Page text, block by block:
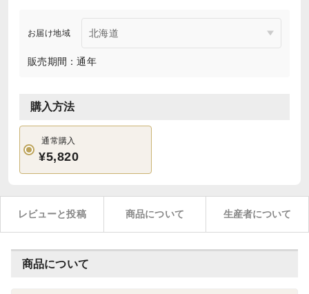
お届け地域
販売期間：通年
購入方法
通常購入
¥5,820
レビューと投稿 商品について 生産者について
商品について